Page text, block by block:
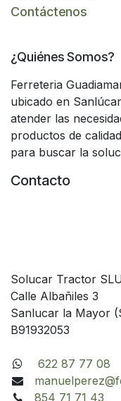
Contáctenos
¿Quiénes Somos?
Ferreteria
ubicado en
atender las
productos de
para buscar la
Contacto
Solucar Tractor
Calle Albañiles 3
Sanlucar la Mayor
B91932053
622 87 77 08
854 71 71 43